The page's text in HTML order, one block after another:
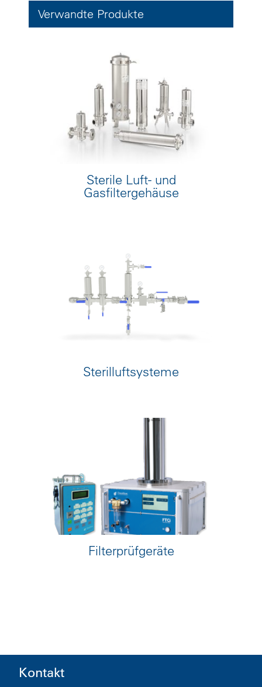
Verwandte Produkte
Sterile Luft- und
Gasfiltergehäuse
Sterilluftsysteme
Filterprüfgeräte
Kontakt